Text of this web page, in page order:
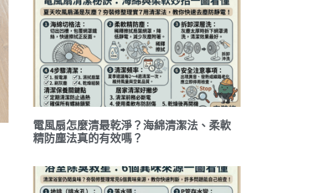
電風扇怎麼清最乾淨？海綿清潔法、柔軟
精防塵法真的有效嗎？